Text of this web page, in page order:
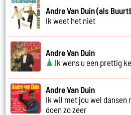
Andre Van Duin (als
Ik weet het niet
Andre Van Duin
Ik wens u een prettig
Andre Van Duin
Ik wil met jou wel dansen
doen zo zeer